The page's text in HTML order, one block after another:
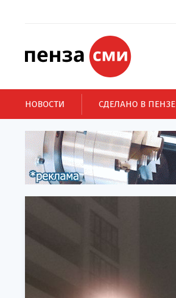
НОВОСТИ СДЕЛАНО В ПЕНЗЕ